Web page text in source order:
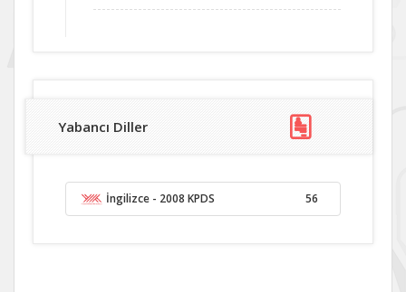
Yabancı Diller
İngilizce - 2008 KPDS 56